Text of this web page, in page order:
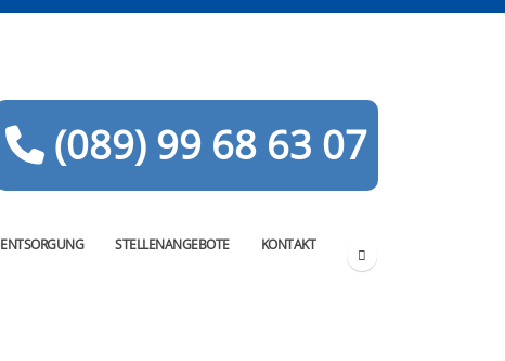
(089) 99 68 63 07
ENTSORGUNG STELLENANGEBOTE KONTAKT